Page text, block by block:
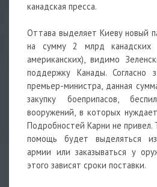
канадская пресса.
Оттава выделяет Киеву новый
на сумму 2 млрд канадских
американских), видимо
поддержку Канады. Согласно
премьер-министра, данная
закупку боеприпасов,
вооружений, в которых
Подробностей Карни не привел.
помощь будет выделяться
армии или заказываться у
этого зависят сроки поставки.